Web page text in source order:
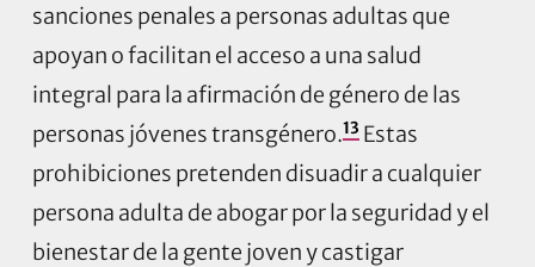
sanciones penales a personas adultas que
apoyan o facilitan el acceso a una salud
integral para la afirmación de género de las
personas jóvenes transgénero.13Estas
prohibiciones pretenden disuadir a cualquier
persona adulta de abogar por la seguridad y el
bienestar de la gente joven y castigar